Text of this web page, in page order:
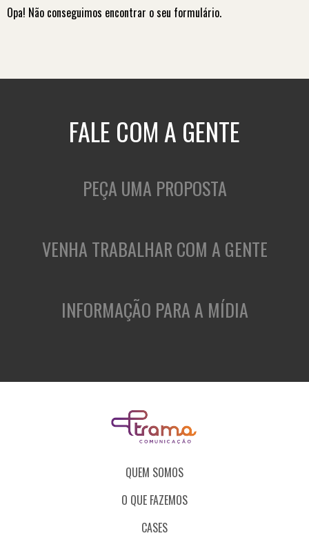
Opa! Não conseguimos encontrar o seu formulário.
FALE COM A GENTE
PEÇA UMA PROPOSTA
VENHA TRABALHAR COM A GENTE
INFORMAÇÃO PARA A MÍDIA
QUEM SOMOS
O QUE FAZEMOS
CASES